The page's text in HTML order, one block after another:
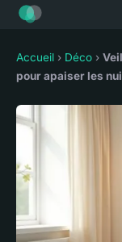
Accueil › Déco ›
pour apaiser les